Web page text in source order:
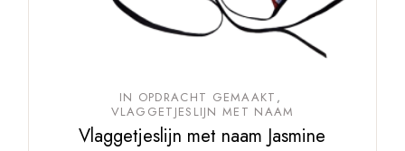
IN OPDRACHT GEMAAKT
VLAGGETJESLIJN MET NAAM
Vlaggetjeslijn met naam Jasmine